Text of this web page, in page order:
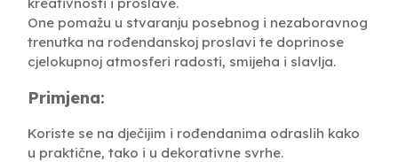
One pomažu u stvaranju posebnog i nezaboravnog
trenutka na rođendanskoj proslavi te doprinose
cjelokupnoj atmosferi radosti, smijeha i slavlja.
Primjena:
Koriste se na dječijim i rođendanima odraslih kako
u praktične, tako i u dekorativne svrhe.